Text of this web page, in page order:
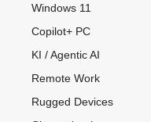
Windows 11
Copilot+ PC
KI / Agentic AI
Remote Work
Rugged Devices